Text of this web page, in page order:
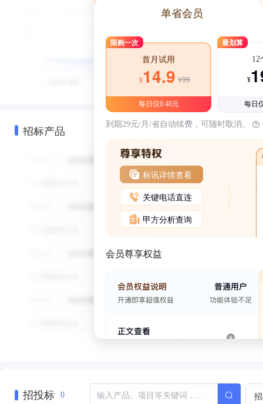
招标产品
单省会员
限购一次
首月试用
¥14.9 ¥39
每日仅0.48元
最划算
12
¥
每日
到期29元/月/省自动续费，可随时取消。
标讯详情查看
关键电话直连
甲方分析查询
会员尊享权益
招投标 0